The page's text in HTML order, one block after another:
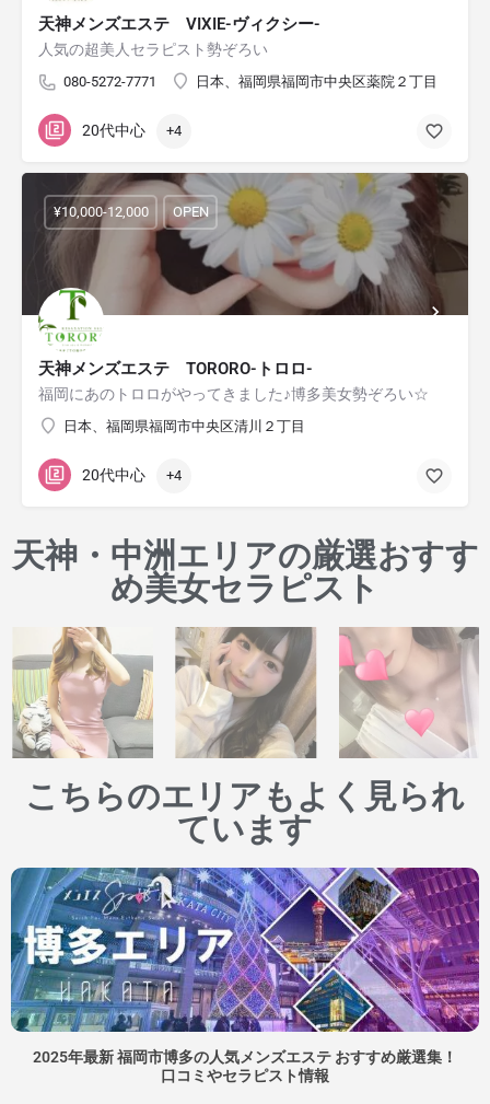
天神メンズエステ VIXIE-ヴィクシー-
人気の超美人セラピスト勢ぞろい
080-5272-7771 日本、福岡県福岡市中央区薬院２丁目
20代中心 +4
天神メンズエステ TORORO-トロロ-
福岡にあのトロロがやってきました♪博多美女勢ぞろい☆
日本、福岡県福岡市中央区清川２丁目
¥10,000-12,000 OPEN
20代中心 +4
天神・中洲エリアの厳選おすす
め美女セラピスト
こちらのエリアもよく見られ
ています
2025年最新 福岡市博多の人気メンズエステ おすすめ厳選集！
口コミやセラピスト情報​